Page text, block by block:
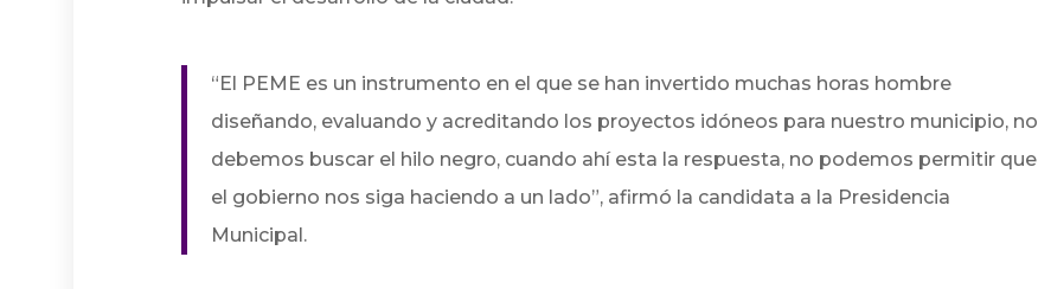
“El PEME es un instrumento en el que se han invertido muchas horas hombre
diseñando, evaluando y acreditando los proyectos idóneos para nuestro municipio, no
debemos buscar el hilo negro, cuando ahí esta la respuesta, no podemos permitir que
el gobierno nos siga haciendo a un lado”, afirmó la candidata a la Presidencia
Municipal.